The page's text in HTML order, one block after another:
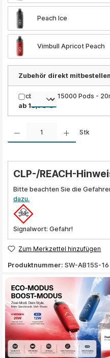
Peach Ice
Vimbull Apricot Peach
Zubehör direkt
Arcbear Pro 15000 Pods -
ab 13,90 €
Produkt Anzahl: Gib den gewünschten
Stk
CLP-/REACH-
Bitte beachten Sie die
dazu.
Signalwort: Gefahr!
Zum Merkzettel hinzufügen
Produktnummer: SW-AB15S-16